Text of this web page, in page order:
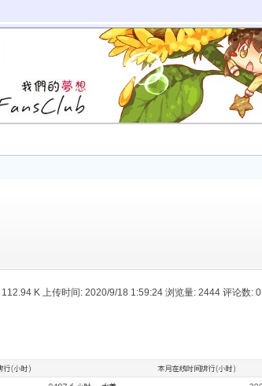
112.94 K 上传时间: 2020/9/18 1:59:24 浏览量: 2444 评论数: 0